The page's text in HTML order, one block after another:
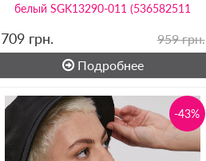
белый SGK13290-011 (536582511
709 грн.
959 грн.
Подробнее
-43%